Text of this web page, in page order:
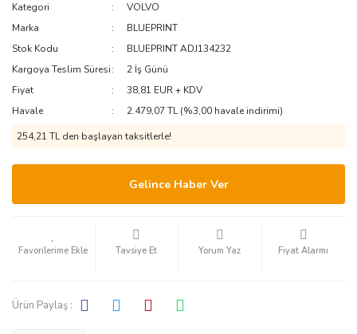
Kategori
VOLVO
Marka
BLUEPRINT
Stok Kodu
BLUEPRINT ADJ134232
Kargoya Teslim Süresi
2 İş Günü
Fiyat
38,81 EUR + KDV
Havale
2.479,07 TL (%3,00 havale indirimi)
254,21 TL den başlayan taksitlerle!
Gelince Haber Ver
Tavsiye Et Yorum Yaz Fiyat Alarmı
Ürün Paylaş :